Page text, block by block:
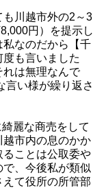
川越市外の2～3
円）を提示し
なのだから【千
も言いました
れは無理なんで
言い様が繰り返さ
麗な商売をして
市内の息のかか
ることは公取委や
、今後私が類似
て役所の所管部